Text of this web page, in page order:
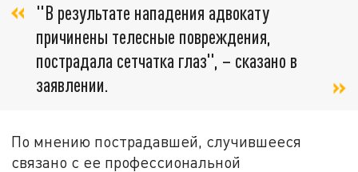
"В результате нападения адвокату
причинены телесные повреждения,
пострадала сетчатка глаз", – сказано в
заявлении.
По мнению пострадавшей, случившееся
связано с ее профессиональной